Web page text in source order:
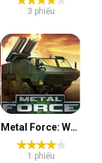
3 phiếu
Metal Force: War Modern Machines
1 phiếu